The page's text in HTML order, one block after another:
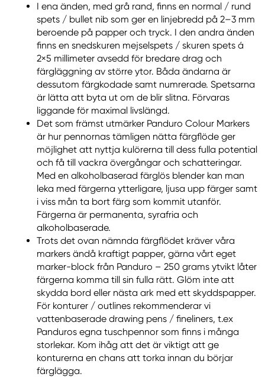
I ena änden, med grå rand, finns en normal / rund
spets / bullet nib som ger en linjebredd på 2–3 mm
beroende på papper och tryck. I den andra änden
finns en snedskuren mejselspets / skuren spets á
2×5 millimeter avsedd för bredare drag och
färgläggning av större ytor. Båda ändarna är
dessutom färgkodade samt numrerade. Spetsarna
är lätta att byta ut om de blir slitna. Förvaras
liggande för maximal livslängd.
Det som främst utmärker Panduro Colour Markers
är hur pennornas tämligen nätta färgflöde ger
möjlighet att nyttja kulörerna till dess fulla potential
och få till vackra övergångar och schatteringar.
Med en alkoholbaserad färglös blender kan man
leka med färgerna ytterligare, ljusa upp färger samt
i viss mån ta bort färg som kommit utanför.
Färgerna är permanenta, syrafria och
alkoholbaserade.
Trots det ovan nämnda färgflödet kräver våra
markers ändå kraftigt papper, gärna vårt eget
marker-block från Panduro – 250 grams ytvikt låter
färgerna komma till sin fulla rätt. Glöm inte att
skydda bord eller nästa ark med ett skyddspapper.
För konturer / outlines rekommenderar vi
vattenbaserade drawing pens / fineliners, t.ex
Panduros egna tuschpennor som finns i många
storlekar. Kom ihåg att det är viktigt att ge
konturerna en chans att torka innan du börjar
färglägga.